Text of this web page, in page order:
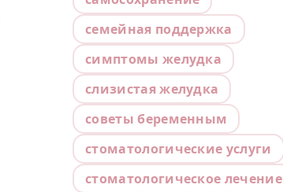
семейная поддержка
симптомы желудка
слизистая желудка
советы беременным
стоматологические услуги
стоматологическое лечение